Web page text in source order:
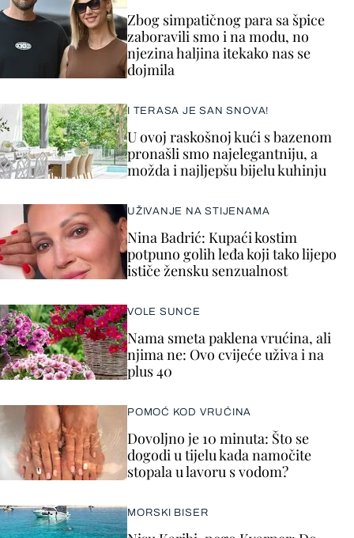
Zbog simpatičnog para sa špice
zaboravili smo i na modu, no
njezina haljina itekako nas se
dojmila
I TERASA JE SAN SNOVA!
U ovoj raskošnoj kući s bazenom
pronašli smo najelegantniju, a
možda i najljepšu bijelu kuhinju
UŽIVANJE NA STIJENAMA
Nina Badrić: Kupaći kostim
potpuno golih leđa koji tako lijepo
ističe žensku senzualnost
VOLE SUNCE
Nama smeta paklena vrućina, ali
njima ne: Ovo cvijeće uživa i na
plus 40
POMOĆ KOD VRUĆINA
Dovoljno je 10 minuta: Što se
dogodi u tijelu kada namočite
stopala u lavoru s vodom?
MORSKI BISER